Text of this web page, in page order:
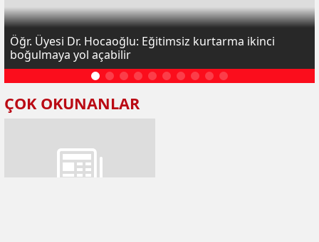
Öğr. Üyesi Dr. Hocaoğlu: Eğitimsiz kurtarma ikinci
boğulmaya yol açabilir
ÇOK OKUNANLAR